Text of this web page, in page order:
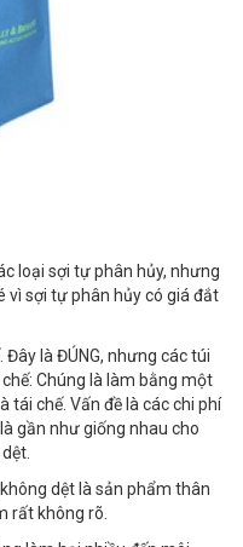
loại sợi tự phân hủy, nhưng
vì sợi tự phân hủy có giá đắt
Đây là ĐÚNG, nhưng các túi
Chúng là làm bằng một
tái chế. Vấn đề là các chi phí
gần như giống nhau cho
dệt là sản phẩm thân
rất không rõ.